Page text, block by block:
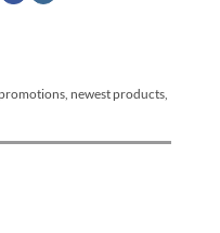
newest products,